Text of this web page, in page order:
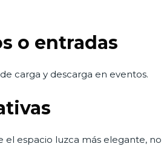
o entradas
carga y descarga en eventos.
espacio luzca más elegante, no